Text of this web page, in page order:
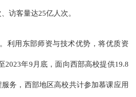
访客量达25亿人次。
用东部师资与技术优势，将优质资
2023年9月底，面向西部高校提供19.8
务，西部地区高校共计参加慕课应用